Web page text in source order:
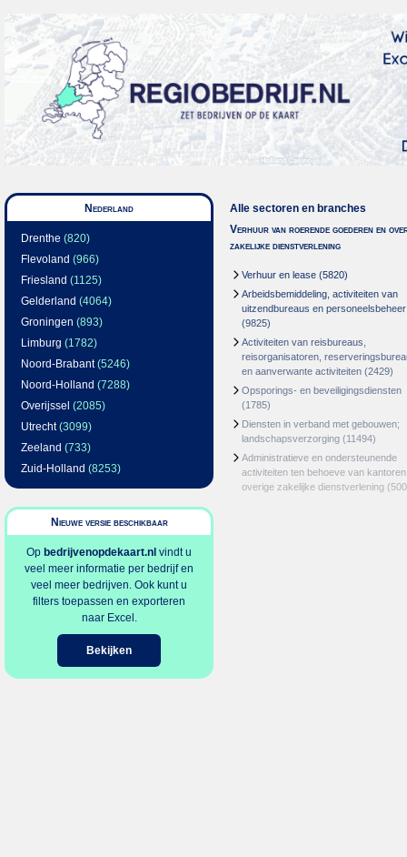
Nederland
Drenthe (820)
Flevoland (966)
Friesland (1125)
Gelderland (4064)
Groningen (893)
Limburg (1782)
Noord-Brabant(5246)
Noord-Holland (7288)
Overijssel (2085)
Utrecht(3099)
Zeeland (733)
Zuid-Holland (8253)
Nieuwe versie beschikbaar
Op bedrijvenopdekaart.nl vindt u
veel meer informatie per bedrijf en
veel meer bedrijven. Ook kunt u
filters toepassen en exporteren
naar Excel.
Bekijken
Alle sectoren en branches
Verhuur van roerende goederen en
zakelijke dienstverlening
Verhuur en lease (5820)
Arbeidsbemiddeling, activiteiten van
uitzendbureaus en personeelsbeheer
(9825)
Activiteiten van reisbureaus,
reisorganisatoren,
en aanverwante activiteiten (2429)
Opsporings- en beveiligingsdiensten
(1785)
Diensten in verband met gebouwen;
landschapsverzorging (11494)
Administratieve en ondersteunende
activiteiten ten behoeve van
overige zakelijke dienstverlening